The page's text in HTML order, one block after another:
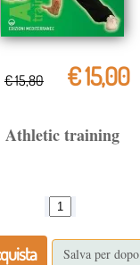
€ 15,80 € 15,00
Athletic training
Salva per dopo